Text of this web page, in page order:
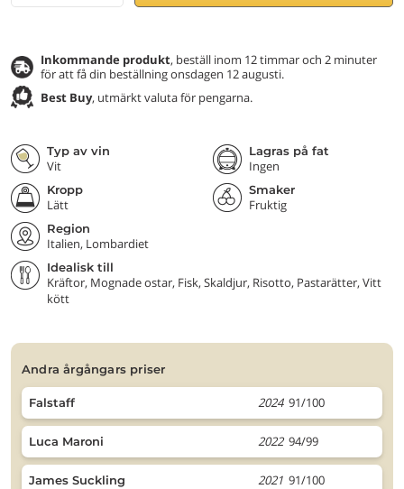
Inkommande produkt, beställ inom 12 timmar och 2 minuter
för att få din beställning onsdagen 12 augusti.
Best Buy, utmärkt valuta för pengarna.
Typ av vin
Vit
Lagras på fat
Ingen
Kropp
Lätt
Smaker
Fruktig
Region
Italien, Lombardiet
Idealisk till
Kräftor, Mognade ostar, Fisk, Skaldjur, Risotto, Pastarätter, Vitt
kött
andra årgångars priser
Falstaff 2024 91/100
Luca Maroni 2022 94/99
James Suckling 2021 91/100